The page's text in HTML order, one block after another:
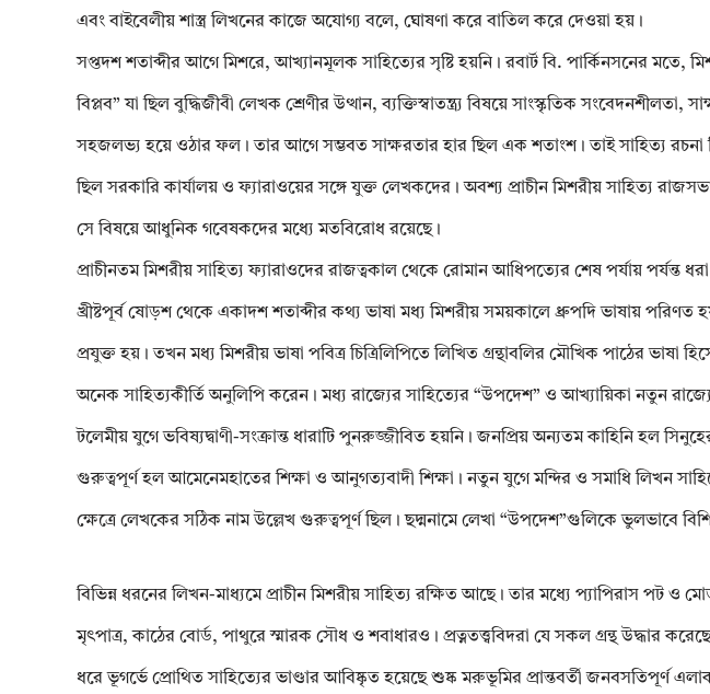
এবং বাইবেলীয় শাস্ত্র লিখনের কাজে অযোগ্য বলে, ঘোষণা করে বাতিল করে দেওয়া হয়।
সপ্তদশ শতাব্দীর আগে মিশরে, আখ্যানমূলক সাহিত্যের সৃষ্টি হয়নি। রবার্ট বি. পার্কিনসনের মতে,
বিপ্লব” যা ছিল বুদ্ধিজীবী লেখক শ্রেণীর উত্থান, ব্যক্তিস্বাতন্ত্র্য বিষয়ে সাংস্কৃতিক
সহজলভ্য হয়ে ওঠার ফল। তার আগে সম্ভবত সাক্ষরতার হার ছিল এক শতাংশ। তাই সাহিত্য
ছিল সরকারি কার্যালয় ও ফ্যারাওয়ের সঙ্গে যুক্ত লেখকদের। অবশ্য প্রাচীন মিশরীয় সাহিত্য
সে বিষয়ে আধুনিক গবেষকদের মধ্যে মতবিরোধ রয়েছে।
প্রাচীনতম মিশরীয় সাহিত্য ফ্যারাওদের রাজত্বকাল থেকে রোমান আধিপত্যের শেষ পর্যায় পর্যন্ত
খ্রীষ্টপূর্ব ষোড়শ থেকে একাদশ শতাব্দীর কথ্য ভাষা মধ্য মিশরীয় সময়কালে ধ্রুপদি ভাষায় পরিণত
প্রযুক্ত হয়। তখন মধ্য মিশরীয় ভাষা পবিত্র চিত্রিলিপিতে লিখিত গ্রন্থাবলির মৌখিক পাঠের
অনেক সাহিত্যকীর্তি অনুলিপি করেন। মধ্য রাজ্যের সাহিত্যের “উপদেশ” ও আখ্যায়িকা নতুন
টলেমীয় যুগে ভবিষ্যদ্বাণী-সংক্রান্ত ধারাটি পুনরুজ্জীবিত হয়নি। জনপ্রিয় অন্যতম কাহিনি হল
গুরুত্বপূর্ণ হল আমেনেমহাতের শিক্ষা ও আনুগত্যবাদী শিক্ষা। নতুন যুগে মন্দির ও সমাধি লিখন
ক্ষেত্রে লেখকের সঠিক নাম উল্লেখ গুরুত্বপূর্ণ ছিল। ছদ্মনামে লেখা “উপদেশ”গুলিকে ভুলভাবে
বিভিন্ন ধরনের লিখন-মাধ্যমে প্রাচীন মিশরীয় সাহিত্য রক্ষিত আছে। তার মধ্যে প্যাপিরাস পট ও
মৃৎপাত্র, কাঠের বোর্ড, পাথুরে স্মারক সৌধ ও শবাধারও। প্রত্নতত্ত্ববিদরা যে সকল গ্রন্থ উদ্ধার
ধরে ভূগর্ভে প্রোথিত সাহিত্যের ভাণ্ডার আবিষ্কৃত হয়েছে শুষ্ক মরুভূমির প্রান্তবর্তী জনবসতিপূর্ণ